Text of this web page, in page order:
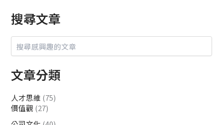
搜尋文章
文章分類
人才思維 (75)
價值觀 (27)